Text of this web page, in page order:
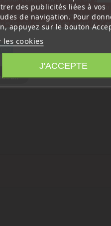
des publicités liées à vos
de navigation. Pour
appuyez sur le bouton
les cookies
J'ACCEPTE
commandes sont traitées
nous devons réceptionner
soit réexpédiée avant le 7